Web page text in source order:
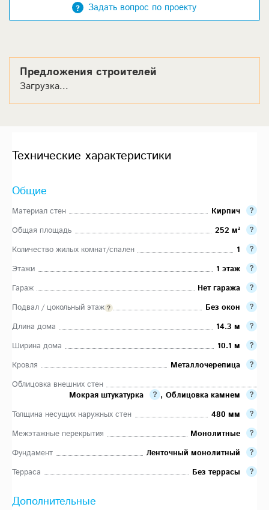
Задать вопрос по проекту
Предложения строителей
Загрузка...
Технические характеристики
Общие
Материал стен
Кирпич
Общая площадь
252 м²
Количество жилых комнат/спален
1
Этажи
1 этаж
Гараж
Нет гаража
Подвал / цокольный этаж
Без окон
Длина дома
14.3 м
Ширина дома
10.1 м
Кровля
Металлочерепица
Облицовка внешних стен
Мокрая штукатурка
, Облицовка камнем
Толщина несущих наружных стен
480 мм
Межэтажные перекрытия
Монолитные
Фундамент
Ленточный монолитный
Терраса
Без террасы
Дополнительные